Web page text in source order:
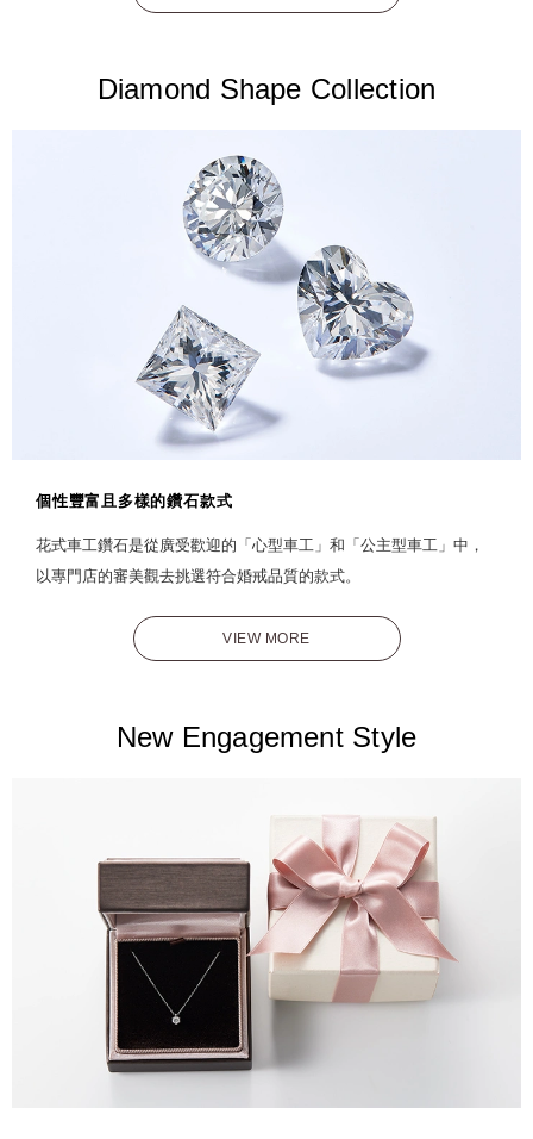
Diamond Shape Collection
個性豐富且多樣的鑽石款式
花式車工鑽石是從廣受歡迎的「心型車工」和「公主型車工」中，
以專門店的審美觀去挑選符合婚戒品質的款式。
VIEW MORE
New Engagement Style